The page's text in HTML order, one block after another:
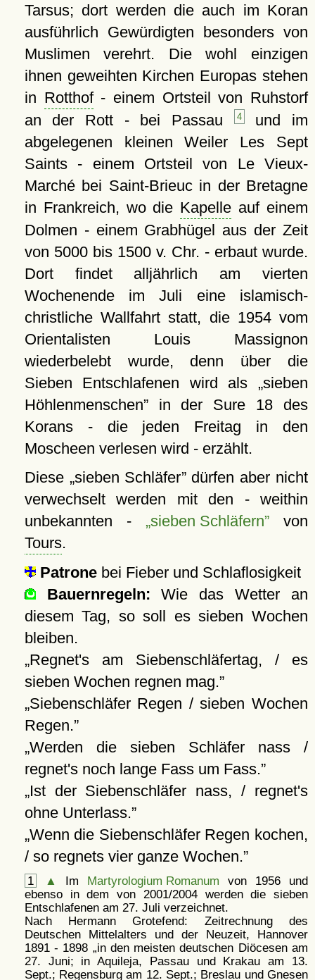
Tarsus; dort werden die auch im Koran
ausführlich Gewürdigten besonders von
Muslimen verehrt. Die wohl einzigen
ihnen geweihten Kirchen Europas stehen
in Rotthof- einem Ortsteil von Ruhstorf
an der Rott - bei Passau
4 und im
abgelegenen kleinen Weiler Les Sept
Saints - einem Ortsteil von Le Vieux-
Marché bei Saint-Brieuc in der Bretagne
in Frankreich, wo die Kapelle auf einem
Dolmen - einem Grabhügel aus der Zeit
von 5000 bis 1500 v. Chr. - erbaut wurde.
Dort findet alljährlich am vierten
Wochenende im Juli eine islamisch-
christliche Wallfahrt statt, die 1954 vom
Orientalisten Louis Massignon
wiederbelebt wurde, denn über die
Sieben Entschlafenen wird als
sieben
Höhlenmenschen in der Sure 18 des
Korans - die jeden Freitag in den
Moscheen verlesen wird - erzählt.
Diese sieben Schläfer dürfen aber nicht
verwechselt werden mit den - weithin
unbekannten -
sieben Schläfern von
Tours.
Patronebei Fieber und Schlaflosigkeit
Bauernregeln: Wie das Wetter an
diesem Tag, so soll es sieben Wochen
bleiben.
Regnet's am Siebenschläfertag, / es
sieben Wochen regnen mag.
Siebenschläfer Regen / sieben Wochen
Regen.
Werden die sieben Schläfer nass /
regnet's noch lange Fass um Fass.
Ist der Siebenschläfer nass, / regnet's
ohne Unterlass.
Wenn die Siebenschläfer Regen kochen,
/ so regnets vier ganze Wochen.
1 ▲ Im Martyrologium Romanum von 1956 und
ebenso in dem von 2001/2004 werden die sieben
Entschlafenen am 27. Juli verzeichnet.
Nach Hermann Grotefend: Zeitrechnung des
Deutschen Mittelalters und der Neuzeit, Hannover
1891 - 1898
in den meisten deutschen Diöcesen am
27. Juni; in Aquileja, Passau und Krakau am 13.
Sept.; Regensburg am 12. Sept.; Breslau und Gnesen